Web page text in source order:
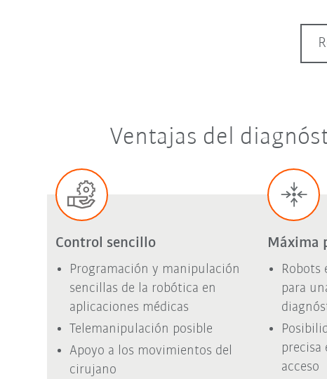
Ventajas del
Control sencillo
Programación y manipulación
sencillas de la robótica en
aplicaciones médicas
Telemanipulación posible
Apoyo a los movimientos del
cirujano
Máxima
Robots
para
precisa
acceso